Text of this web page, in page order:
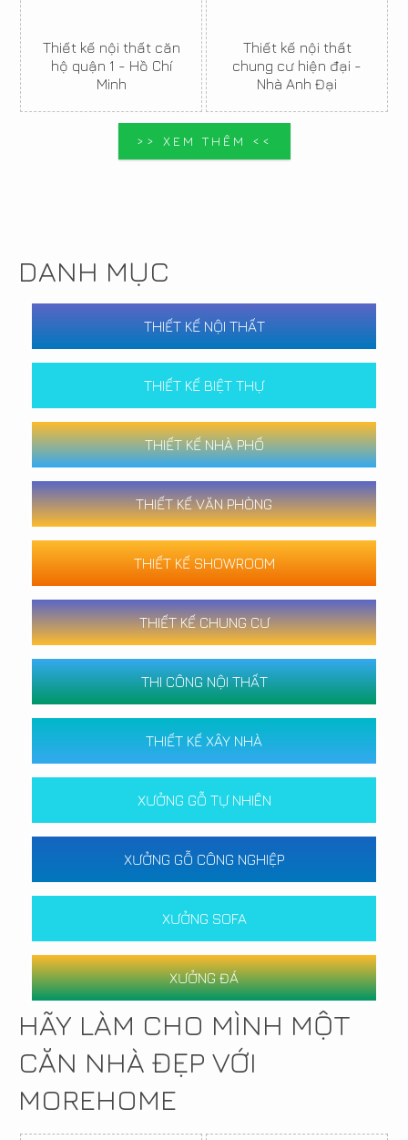
Thiết kế nội thất căn
hộ quận 1 - Hồ Chí
Minh
Thiết kế nội thất
chung cư hiện đại -
Nhà Anh Đại
>> XEM THÊM <<
DANH MỤC
THIẾT KẾ NỘI THẤT
THIẾT KẾ BIỆT THỰ
THIẾT KẾ NHÀ PHỐ
THIẾT KẾ VĂN PHÒNG
THIẾT KẾ SHOWROOM
THIẾT KẾ CHUNG CƯ
THI CÔNG NỘI THẤT
THIẾT KẾ XÂY NHÀ
XƯỞNG GỖ TỰ NHIÊN
XƯỞNG GỖ CÔNG NGHIỆP
XƯỞNG SOFA
XƯỞNG ĐÁ
HÃY LÀM CHO MÌNH MỘT
CĂN NHÀ ĐẸP VỚI
MOREHOME